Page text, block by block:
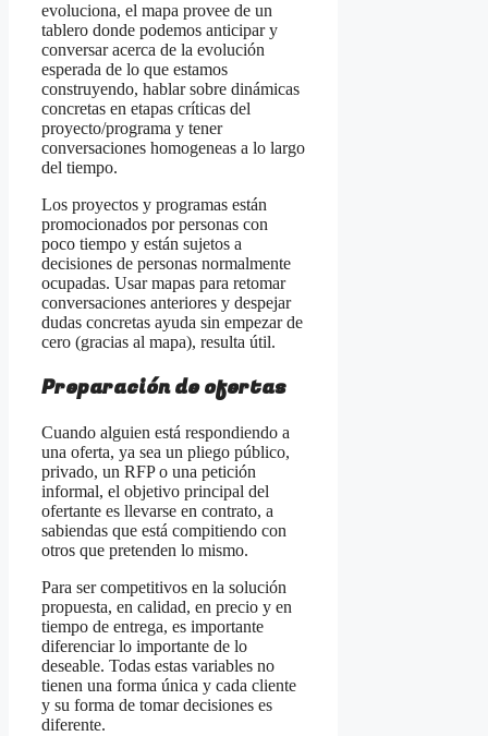
evoluciona, el mapa provee de un
tablero donde podemos anticipar y
conversar acerca de la evolución
esperada de lo que estamos
construyendo, hablar sobre dinámicas
concretas en etapas críticas del
proyecto/programa y tener
conversaciones homogeneas a lo largo
del tiempo.
Los proyectos y programas están
promocionados por personas con
poco tiempo y están sujetos a
decisiones de personas normalmente
ocupadas. Usar mapas para retomar
conversaciones anteriores y despejar
dudas concretas ayuda sin empezar de
cero (gracias al mapa), resulta útil.
Preparación de ofertas
Cuando alguien está respondiendo a
una oferta, ya sea un pliego público,
privado, un RFP o una petición
informal, el objetivo principal del
ofertante es llevarse en contrato, a
sabiendas que está compitiendo con
otros que pretenden lo mismo.
Para ser competitivos en la solución
propuesta, en calidad, en precio y en
tiempo de entrega, es importante
diferenciar lo importante de lo
deseable. Todas estas variables no
tienen una forma única y cada cliente
y su forma de tomar decisiones es
diferente.